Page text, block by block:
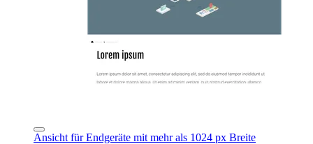
Ansicht für Endgeräte mit mehr als 1024 px Breite